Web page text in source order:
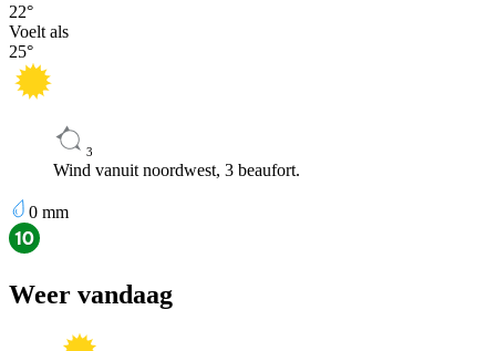
22°
Voelt als
25°
3
Wind vanuit noordwest, 3 beaufort.
0 mm
Weer vandaag